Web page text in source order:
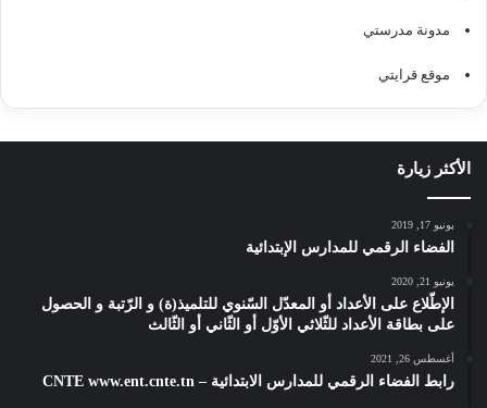
مدونة مدرستي
موقع قرايتي
الأكثر زيارة
يونيو 17, 2019
الفضاء الرقمي للمدارس الإبتدائية
يونيو 21, 2020
الإطّلاع على الأعداد أو المعدّل السّنوي للتلميذ(ة) و الرّتبة و الحصول
على بطاقة الأعداد للثّلاثي الأوّل أو الثّاني أو الثّالث
أغسطس 26, 2021
رابط الفضاء الرقمي للمدارس الابتدائية – CNTE www.ent.cnte.tn